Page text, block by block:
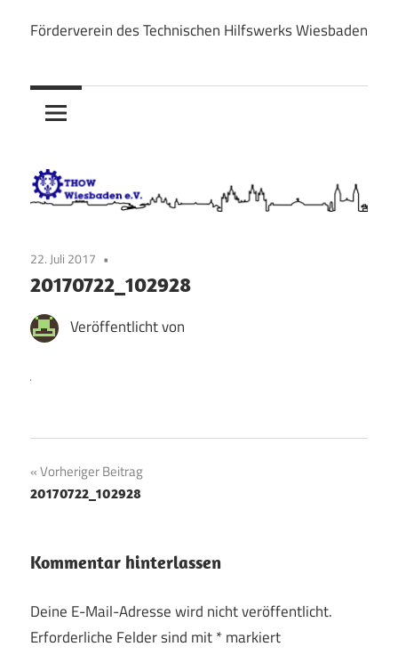
Inhalt
THOW
Wiesbaden
Förderverein des Technischen Hilfswerks Wiesbaden
22. Juli 2017
20170722_102928
Veröffentlicht von
Beitragsnavigation
Vorheriger Beitrag
20170722_102928
Kommentar hinterlassen
Deine E-Mail-Adresse wird nicht veröffentlicht.
Erforderliche Felder sind mit*markiert